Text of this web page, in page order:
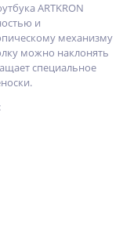
ARTKRON
и
механизму
можно наклонять
специальное